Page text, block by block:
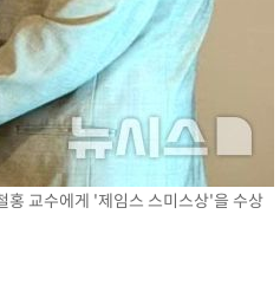
홍 교수에게 '제임스 스미스상'을 수상